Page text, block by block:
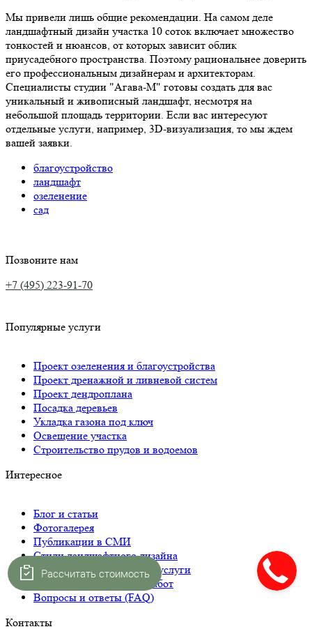
Мы привели лишь общие рекомендации. На самом деле
ландшафтный дизайн участка 10 соток включает множество
тонкостей и нюансов, от которых зависит облик
приусадебного пространства. Поэтому рациональнее доверить
его профессиональным дизайнерам и архитекторам.
Специалисты студии "Агава-М" готовы создать для вас
уникальный и живописный ландшафт, несмотря на
небольшой площадь территории. Если вас интересуют
отдельные услуги, например, 3D-визуализация, то мы ждем
вашей заявки.
благоустройство
ландшафт
озеленение
сад
Позвоните нам
+7 (495) 223-91-70
Популярные услуги
Проект озеленения и благоустройства
Проект дренажной и ливневой систем
Проект дендроплана
Посадка деревьев
Укладка газона под ключ
Освещение участка
Строительство прудов и водоемов
Интересное
Блог и статьи
Фотогалерея
Публикации в СМИ
Стили ландшафтного дизайна
Как формируется цена на услуги
План и этапы оказания работ
Вопросы и ответы (FAQ)
Контакты
Рассчитать стоимость